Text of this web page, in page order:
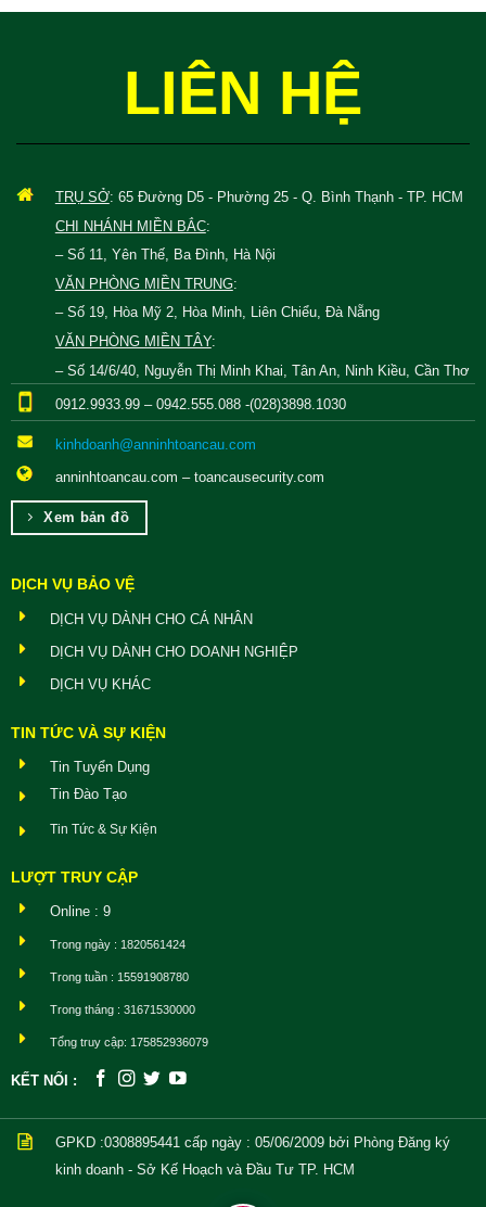
LIÊN HỆ
TRỤ SỞ: 65 Đường D5 - Phường 25 - Q. Bình Thạnh - TP. HCM
CHI NHÁNH MIỀN BẮC:
– Số 11, Yên Thế, Ba Đình, Hà Nội
VĂN PHÒNG MIỀN TRUNG:
– Số 19, Hòa Mỹ 2, Hòa Minh, Liên Chiểu, Đà Nẵng
VĂN PHÒNG MIỀN TÂY:
– Số 14/6/40, Nguyễn Thị Minh Khai, Tân An, Ninh Kiều, Cần Thơ
0912.9933.99 – 0942.555.088 -(028)3898.1030
kinhdoanh@anninhtoancau.com
anninhtoancau.com – toancausecurity.com
Xem bản đồ
DỊCH VỤ BẢO VỆ
DỊCH VỤ DÀNH CHO CÁ NHÂN
DỊCH VỤ DÀNH CHO DOANH NGHIỆP
DỊCH VỤ KHÁC
TIN TỨC VÀ SỰ KIỆN
Tin Tuyển Dụng
Tin Đào Tạo
Tin Tức & Sự Kiện
LƯỢT TRUY CẬP
Online : 9
Trong ngày : 1820561424
Trong tuần : 15591908780
Trong tháng : 31671530000
Tổng truy cập: 175852936079
KẾT NỐI :
GPKD :0308895441 cấp ngày : 05/06/2009 bởi Phòng Đăng ký
kinh doanh - Sở Kế Hoạch và Đầu Tư TP. HCM